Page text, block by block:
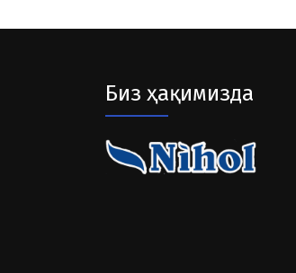
Биз ҳақимизда